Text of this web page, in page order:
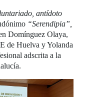
antídoto
“Serendipia”,
Domínguez Olaya,
de Huelva y Yolanda
adscrita a la